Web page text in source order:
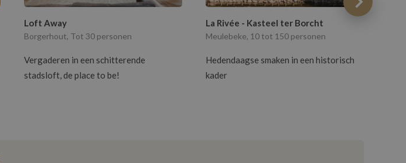
Loft Away
Borgerhout, Tot 30 personen
Vergaderen in een schitterende
stadsloft, de place to be!
La Rivée - Kasteel ter Borcht
Meulebeke, 10 tot 150 personen
Hedendaagse smaken in een historisch
kader